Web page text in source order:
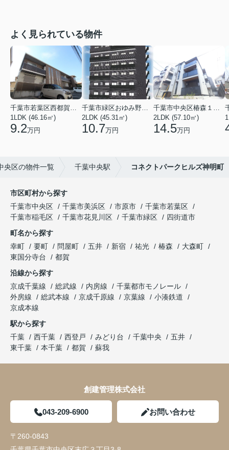
よく見られている物件
千葉市若葉区西都賀３丁目
1LDK (46.16㎡)
9.2万円
千葉市緑区おゆみ野３丁目
2LDK (45.31㎡)
10.7万円
千葉市中央区椿森１丁目
2LDK (57.10㎡)
14.5万円
央区の物件一覧 千葉中央駅 コネクトパークヒルズ神明町
市区町村から探す
千葉市中央区
千葉市美浜区 市原市
千葉市若葉区
千葉市稲毛区
千葉市花見川区 千葉市緑区
四街道市
町名から探す
幸町
要町 問屋町 五井 新宿 祐光 椿森
大森町
東国分寺台
都賀
沿線から探す
京成千葉線
総武線 内房線
千葉都市モノレール
外房線
総武本線 京成千原線 京葉線
小湊鉄道
京成本線
駅から探す
千葉
西千葉 西登戸 みどり台 千葉中央
五井
東千葉
本千葉 都賀 蘇我
創建管理株式会社
043-209-6900 お問い合わせ
〒260-0843